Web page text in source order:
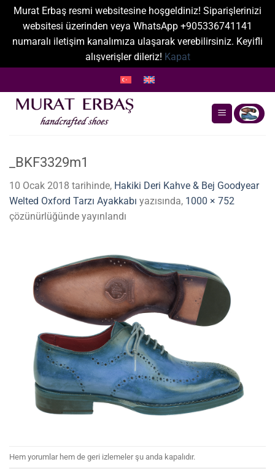
Murat Erbaş resmi websitesine hoşgeldiniz! Siparişlerinizi
websitesi üzerinden veya WhatsApp +905336741141
numaralı iletişim kanalımıza ulaşarak verebilirsiniz. Keyifli
alışverişler dileriz! Kapat
atla
_BKF3329m1
10 Ocak 2018 tarihinde, Hakiki Deri Kahve & Bej Goodyear
Welted Oxford Tarzı Ayakkabı yazısında, 1000 × 752
çözünürlüğünde yayınlandı
Hem yorumlar hem de geri izlemeler şu anda kapalıdır.